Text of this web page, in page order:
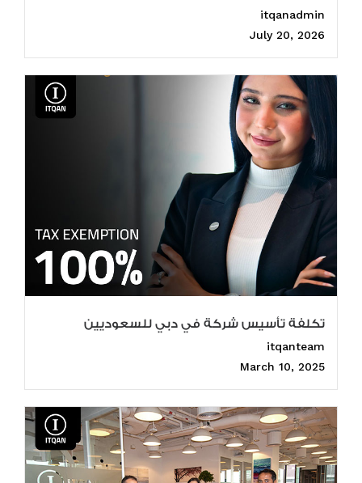
itqanadmin
July 20, 2026
تكلفة تأسيس شركة في دبي للسعوديين
itqanteam
March 10, 2025